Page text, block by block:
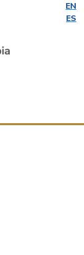
EN
ES